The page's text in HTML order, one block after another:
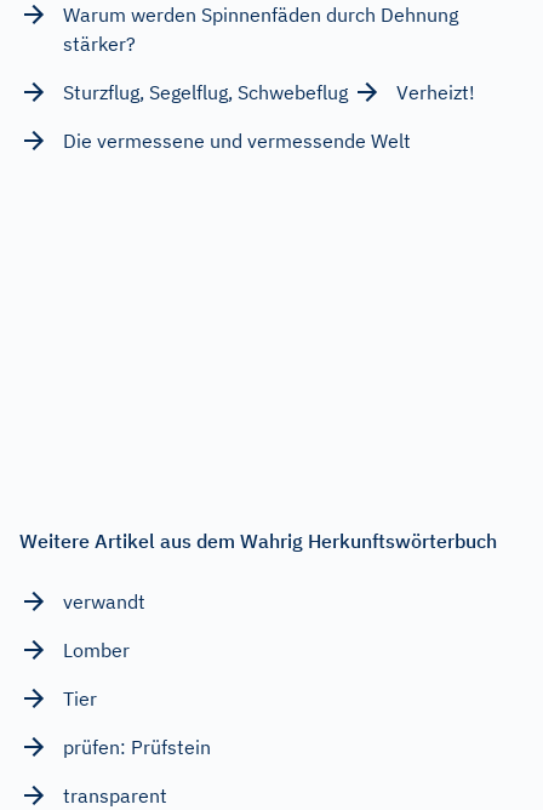
Warum werden Spinnenfäden durch Dehnung
stärker?
Sturzflug, Segelflug, Schwebeflug
Verheizt!
Die vermessene und vermessende Welt
Weitere Artikel aus dem Wahrig Herkunftswörterbuch
verwandt
Lomber
Tier
prüfen: Prüfstein
transparent